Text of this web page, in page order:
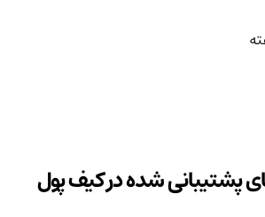
پشتیبانی شده در کیف پول